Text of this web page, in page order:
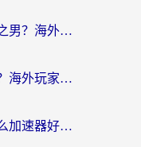
印度怎么玩一拳超人：最强之男？海外党国服游戏加速避坑指南
国外怎么玩明日方舟不延迟？海外玩家国服游戏加速终极指南（附DNF梦幻诛仙解决方案）
海外党别愁！打炉石传说什么加速器好用？3个实用技巧解决国服游戏卡顿